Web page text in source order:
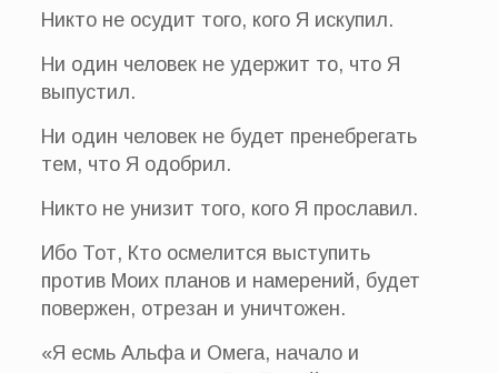
Никто не осудит того, кого Я искупил.
Ни один человек не удержит то, что Я
выпустил.
Ни один человек не будет пренебрегать
тем, что Я одобрил.
Никто не унизит того, кого Я прославил.
Ибо Тот, Кто осмелится выступить
против Моих планов и намерений, будет
повержен, отрезан и уничтожен.
«Я есмь Альфа и Омега, начало и